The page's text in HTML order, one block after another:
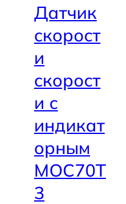
Датчик
скорост
и
скорост
и с
индикат
орным
MOC70T
3